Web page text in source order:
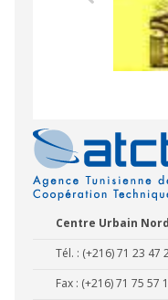
Centre Urbain
Tél. : (+216) 71 23 47
Fax : (+216) 71 75 57